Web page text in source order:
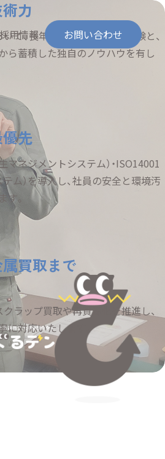
採用情報 お問い合わせ
力
て、長年培ってきた豊富な経験と、
ら蓄積した独自のノウハウを有し
先
マネジメントシステム）・ISO14001
ム）を導入し、社員の安全と環境汚
。
買取まで
ラップ買取や再資源化を推進し、
に対応いたします。